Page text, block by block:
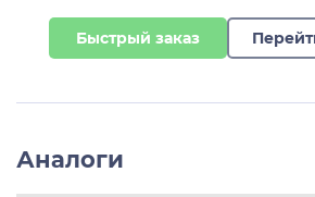
Быстрый заказ
Аналоги